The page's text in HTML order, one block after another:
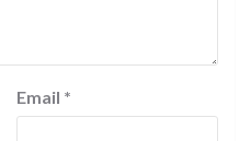
Email *